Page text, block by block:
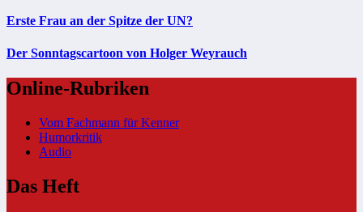
Erste Frau an der Spitze der UN?
Der Sonntagscartoon von Holger Weyrauch
Online-Rubriken
Vom Fachmann für Kenner
Humorkritik
Audio
Das Heft